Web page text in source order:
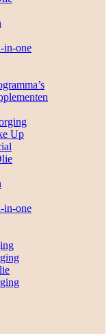
in-one
Up
in-one